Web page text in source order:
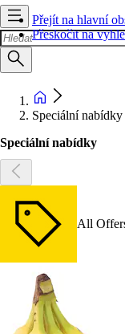
Přejít na hlavní
Přeskočit na
Speciální nabídky
Speciální nabídky
All